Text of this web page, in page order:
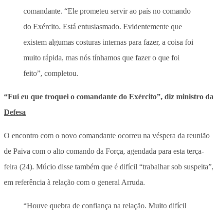
comandante. “Ele prometeu servir ao país no comando
do Exército. Está entusiasmado. Evidentemente que
existem algumas costuras internas para fazer, a coisa foi
muito rápida, mas nós tínhamos que fazer o que foi
feito”, completou.
“Fui eu que troquei o comandante do Exército”, diz ministro da
Defesa
O encontro com o novo comandante ocorreu na véspera da reunião
de Paiva com o alto comando da Força, agendada para esta terça-
feira (24). Múcio disse também que é difícil “trabalhar sob suspeita”,
em referência à relação com o general Arruda.
“Houve quebra de confiança na relação. Muito difícil